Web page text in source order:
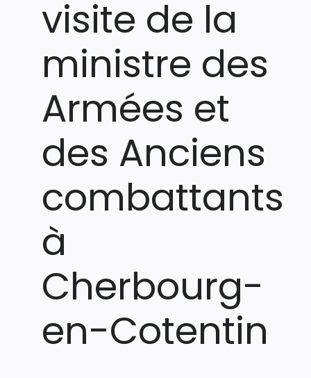
visite de la
ministre des
Armées et
des Anciens
combattants
à
Cherbourg-
en-Cotentin